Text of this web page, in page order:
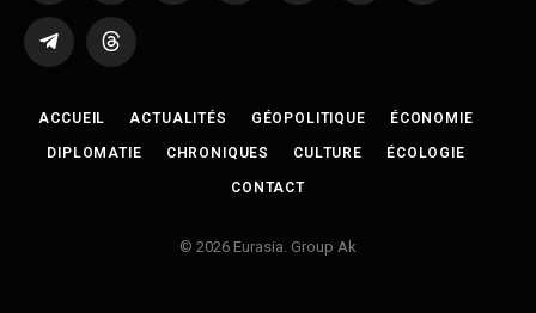
TelegramThreads
ACCUEIL ACTUALITÉS GÉOPOLITIQUE ÉCONOMIE
DIPLOMATIE CHRONIQUES CULTURE ÉCOLOGIE
CONTACT
© 2026 Eurasia. Group Ak